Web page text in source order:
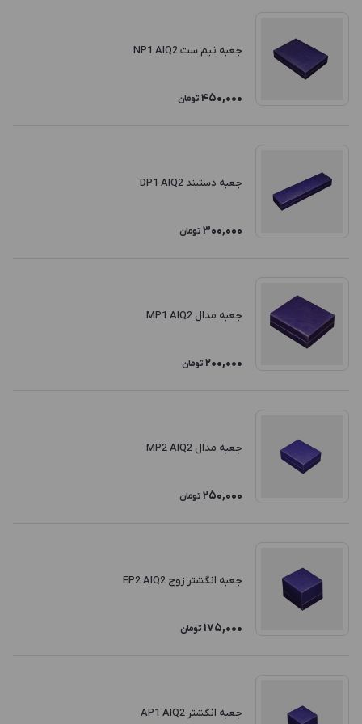
جعبه نیم ست NP1 AIQ2
450,000 تومان
جعبه دستبند DP1 AIQ2
300,000 تومان
جعبه مدال MP1 AIQ2
200,000 تومان
جعبه مدال MP2 AIQ2
250,000 تومان
جعبه انگشتر زوج EP2 AIQ2
175,000 تومان
جعبه انگشتر AP1 AIQ2